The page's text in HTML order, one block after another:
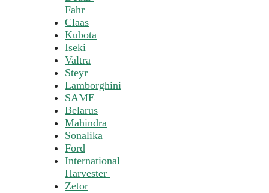
Fahr
Claas
Kubota
Iseki
Valtra
Steyr
Lamborghini
SAME
Belarus
Mahindra
Sonalika
Ford
International
Harvester
Zetor